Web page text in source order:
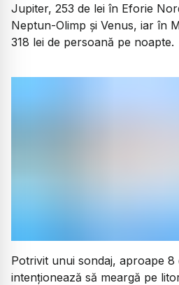
Jupiter, 253 de lei în Eforie
Neptun-Olimp și Venus, iar în
318 lei de persoană pe noapte.
Potrivit unui sondaj, aproape 8
intenționează să meargă pe